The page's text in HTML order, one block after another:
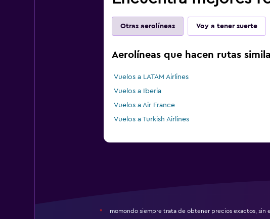
Otras aerolíneas Voy a tener suerte
Aerolíneas que hacen rutas
Vuelos a LATAM Airlines
Vuelos a Iberia
Vuelos a Air France
Vuelos a Turkish Airlines
* momondo siempre trata de obtener precios exactos, sin